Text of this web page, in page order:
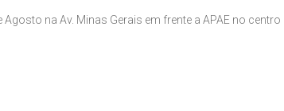
Agosto na Av. Minas Gerais em frente a APAE no